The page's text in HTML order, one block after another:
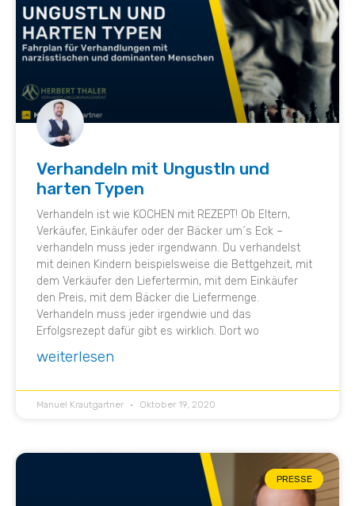
Verhandeln mit Ungustln und
harten Typen
Verhandeln ist wie KOCHEN mit REZEPT! Ob Eltern,
Verkäufer, Einkäufer oder der Bäcker um´s Eck –
verhandeln muss jeder irgendwann. Du verhandelst
mit deinen Kindern beispielsweise die Bettgehzeit, mit
dem Verkäufer den Liefertermin, mit dem Einkäufer
den Preis, mit dem Bäcker die Liefermenge.
Verhandeln muss jeder irgendwie und das
Erfolgsrezept dafür gibt es wirklich. Dort wo
weiterlesen
Manuel Krautgartner Oktober 19, 2020
PRESSE